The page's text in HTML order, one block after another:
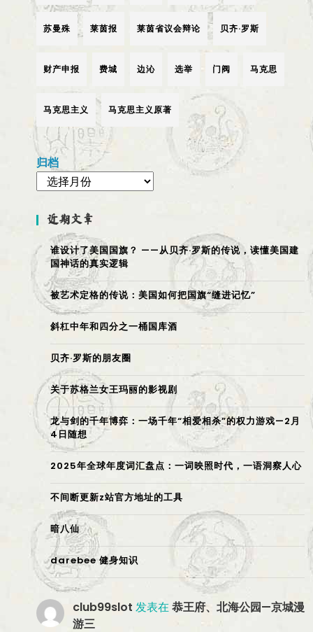
苏曼殊 莱茵报 莱茵省议会辩论 贝齐·罗斯
财产申报 费城 边沁 选举 门阀 马克思
马克思主义 马克思主义原著
归档
近期文章
谁设计了美国国旗？ ——从贝齐·罗斯的传说，读懂美国建
国神话的真实逻辑
被艺术定格的传说：美国如何把国旗“缝进记忆”
斜杠中年和四分之一桶国库酒
贝齐·罗斯的朋友圈
关于苏格兰女王玛丽的影视剧
龙与剑的千年博弈：一场千年“相爱相杀”的权力游戏—2月
4日随想
2025年全球年度词汇盘点：一词映照时代，一语洞察人心
不间断更新z站官方地址的工具
暗八仙
darebee 健身知识
club99slot 发表在 恭王府、北海公园—京城漫
游三